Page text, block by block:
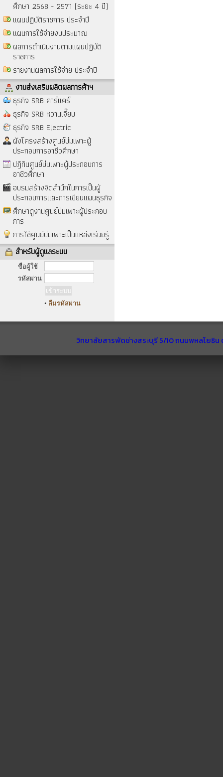
ศึกษา 2568 - 2571 (ระยะ 4 ปี)
แผนปฏิบัติราชการ ประจำปี
แผนการใช้จ่ายงบประมาณ
ผลการดำเนินงานตามแผนปฏิบัติ
ราชการ
รายงานผลการใช้จ่าย ประจำปี
งานส่งเสริมผลิตผลการค้าฯ
ธุรกิจ SRB คาร์แคร์
ธุรกิจ SRB หวานเจี๊ยบ
ธุรกิจ SRB Electric
ผังโครงสร้างศูนย์บ่มเพาะผู้
ประกอบการอาชีวศึกษา
ปฎิทินศูนย์บ่มเพาะผู้ประกอบการ
อาชีวศึกษา
อบรมสร้างจิตสำนึกในการเป็นผู้
ประกอบการและการเขียนแผนธุรกิจ
ศึกษาดูงานศูนย์บ่มเพาะผู้ประกอบ
การ
การใช้ศูนย์บ่มเพาะเป็นแหล่งเรีนยรู้
สำหรับผู้ดูแลระบบ
ชื่อผู้ใช้
รหัสผ่าน
• ลืมรหัสผ่าน
วิทยาลัยสารพัดช่างสระบุรี 5/10 ถนนพหลโยธิ